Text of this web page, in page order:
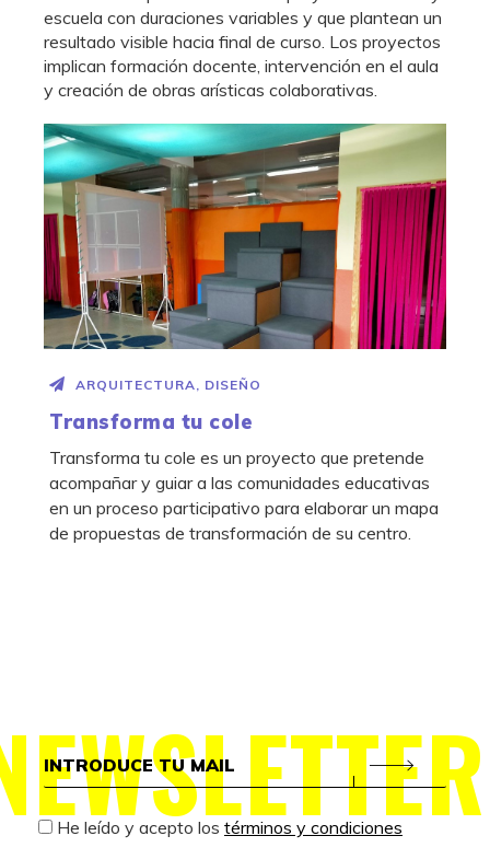
escuela con duraciones variables y que plantean un
resultado visible hacia final de curso. Los proyectos
implican formación docente, intervención en el aula
y creación de obras arísticas colaborativas.
ARQUITECTURA DISEÑO
Transforma tu cole
Transforma tu cole es un proyecto que pretende
acompañar y guiar a las comunidades educativas
en un proceso participativo para elaborar un mapa
de propuestas de transformación de su centro.
He leído y acepto los términos y condiciones